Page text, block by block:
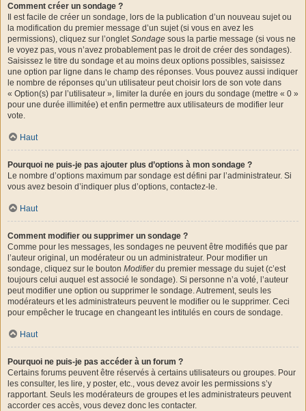
Comment créer un sondage ?
Il est facile de créer un sondage, lors de la publication d’un nouveau sujet ou
la modification du premier message d’un sujet (si vous en avez les
permissions), cliquez sur l’ongletSondage sous la partie message (si vous ne
le voyez pas, vous n’avez probablement pas le droit de créer des sondages).
Saisissez le titre du sondage et au moins deux options possibles, saisissez
une option par ligne dans le champ des réponses. Vous pouvez aussi indiquer
le nombre de réponses qu’un utilisateur peut choisir lors de son vote dans
« Option(s) par l’utilisateur », limiter la durée en jours du sondage (mettre « 0 »
pour une durée illimitée) et enfin permettre aux utilisateurs de modifier leur
vote.
Haut
Pourquoi ne puis-je pas ajouter plus d’options à mon sondage ?
Le nombre d’options maximum par sondage est défini par l’administrateur. Si
vous avez besoin d’indiquer plus d’options, contactez-le.
Haut
Comment modifier ou supprimer un sondage ?
Comme pour les messages, les sondages ne peuvent être modifiés que par
l’auteur original, un modérateur ou un administrateur. Pour modifier un
sondage, cliquez sur le bouton Modifierdu premier message du sujet (c’est
toujours celui auquel est associé le sondage). Si personne n’a voté, l’auteur
peut modifier une option ou supprimer le sondage. Autrement, seuls les
modérateurs et les administrateurs peuvent le modifier ou le supprimer. Ceci
pour empêcher le trucage en changeant les intitulés en cours de sondage.
Haut
Pourquoi ne puis-je pas accéder à un forum ?
Certains forums peuvent être réservés à certains utilisateurs ou groupes. Pour
les consulter, les lire, y poster, etc., vous devez avoir les permissions s’y
rapportant. Seuls les modérateurs de groupes et les administrateurs peuvent
accorder ces accès, vous devez donc les contacter.